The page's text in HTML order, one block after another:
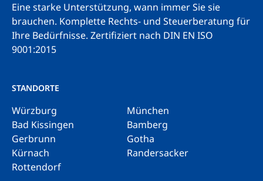
Eine starke Unterstützung, wann immer Sie sie
brauchen. Komplette Rechts- und Steuerberatung für
Ihre Bedürfnisse. Zertifiziert nach DIN EN ISO
9001:2015
STANDORTE
Würzburg
München
Bad Kissingen
Bamberg
Gerbrunn
Gotha
Kürnach
Randersacker
Rottendorf